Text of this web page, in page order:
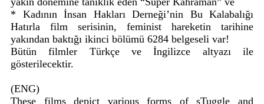
* Kadının İnsan Hakları Derneği’nin Bu Kalabalığı
Hatırla film serisinin, feminist hareketin tarihine
yakından baktığı ikinci bölümü 6284 belgeseli var!
Bütün filmler Türkçe ve İngilizce altyazı ile
gösterilecektir.
(ENG)
These films depict various forms of sTuggle and